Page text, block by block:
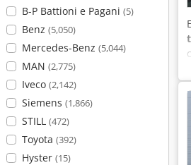
B-P Battioni e Pagani (5)
Benz (5,050)
Mercedes-Benz (5,044)
MAN (2,775)
Iveco (2,142)
Siemens (1,866)
STILL (472)
Toyota (392)
Hyster (15)